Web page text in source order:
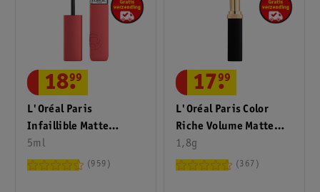
L'Oréal Paris
Infaillible Matte
Resistance 230
Shopping Spree
5ml
18.
99
959
L'Oréal Paris Color
Riche Volume Matte
480 Plum Dominant
Intense Lippenstift
1,8g
17.
99
367